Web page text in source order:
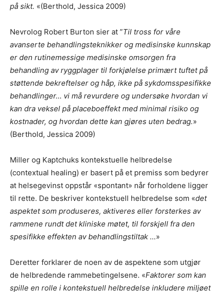
på sikt. «(Berthold, Jessica 2009)
Nevrolog Robert Burton sier at ”Til tross for våre
avanserte behandlingsteknikker og medisinske kunnskap
er den rutinemessige medisinske omsorgen fra
behandling av ryggplager til forkjølelse primært tuftet på
støttende bekreftelser og håp, ikke på sykdomsspesifikke
behandlinger… vi må revurdere og undersøke hvordan vi
kan dra veksel på placeboeffekt med minimal risiko og
kostnader, og hvordan dette kan gjøres uten bedrag.»
(Berthold, Jessica 2009)
Miller og Kaptchuks kontekstuelle helbredelse
(contextual healing) er basert på et premiss som bedyrer
at helsegevinst oppstår «spontant» når forholdene ligger
til rette. De beskriver kontekstuell helbredelse som «det
aspektet som produseres, aktiveres eller forsterkes av
rammene rundt det kliniske møtet, til forskjell fra den
spesifikke effekten av behandlingstiltak …»
Deretter forklarer de noen av de aspektene som utgjør
de helbredende rammebetingelsene. «Faktorer som kan
spille en rolle i kontekstuell helbredelse inkludere miljøet